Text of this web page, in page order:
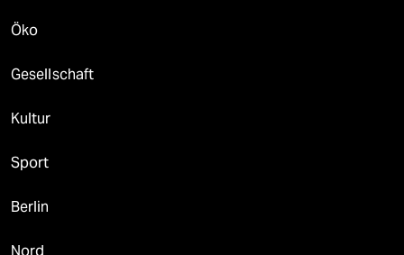
Öko
Gesellschaft
Kultur
Sport
Berlin
Nord